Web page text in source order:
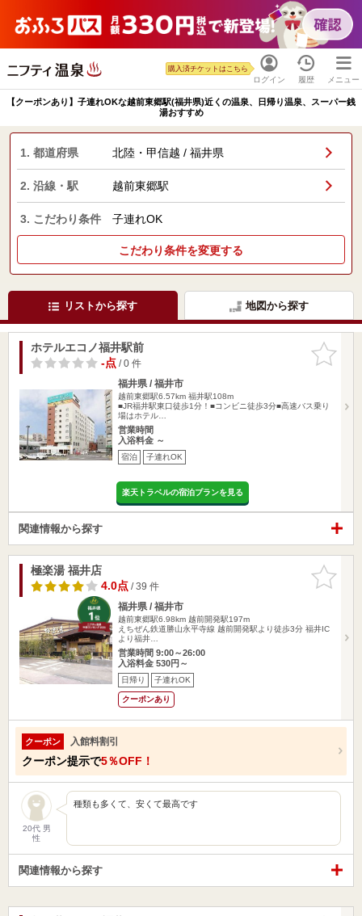
ログイン
購入済チケットはこちら
履歴 メニュー
【クーポンあり】子連れOKな越前東郷駅(福井県)近くの温泉、日帰り温泉、スーパー銭
湯おすすめ
1. 都道府県 北陸・甲信越 / 福井県
2. 沿線・駅 越前東郷駅
3. こだわり条件 子連れOK
こだわり条件を変更する
リストから探す 地図から探す
お気に入
りに追加
ホテルエコノ福井駅前
-点/ 0 件
福井県 / 福井市
越前東郷駅6.57km 福井駅108m
■JR福井駅東口徒歩1分！■コンビニ徒歩3分■高速バス乗り
場はホテル…
営業時間
入浴料金 ～
宿泊 子連れOK
楽天トラベルの宿泊プランを見る
関連情報から探す
お気に入
りに追加
極楽湯 福井店
4.0点/ 39 件
福井県 / 福井市
越前東郷駅6.98km 越前開発駅197m
えちぜん鉄道勝山永平寺線 越前開発駅より徒歩3分 福井IC
より福井…
営業時間 9:00～26:00
入浴料金 530円～
日帰り 子連れOK
クーポンあり
クーポン 入館料割引
クーポン提示で5％OFF！
20代 男
性
種類も多くて、安くて最高です
関連情報から探す